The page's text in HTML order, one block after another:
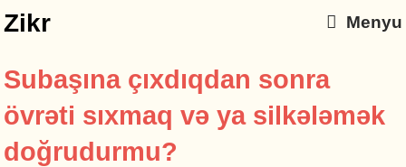
Zikr Menyu
Subaşına çıxdıqdan sonra
övrəti sıxmaq və ya silkələmək
doğrudurmu?